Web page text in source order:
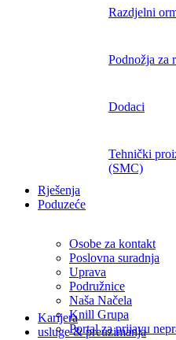
Razdjelni
Podnožja za
Dodaci
Tehnički
(SMC)
Rješenja
Poduzeće
Osobe za kontakt
Poslovna suradnja
Uprava
Podružnice
Naša Načela
Knill Grupa
Portal za prijavu
Karijera
usluge & preuzimanja